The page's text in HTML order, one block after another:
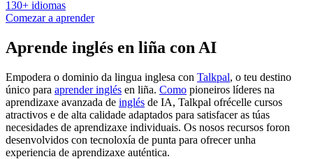
130+ idiomas
Comezar a aprender
Aprende inglés en liña con AI
Empodera o dominio da lingua inglesa con Talkpal, o teu destino
único para aprender inglés en liña. Como pioneiros líderes na
aprendizaxe avanzada de inglés de IA, Talkpal ofrécelle cursos
atractivos e de alta calidade adaptados para satisfacer as túas
necesidades de aprendizaxe individuais. Os nosos recursos foron
desenvolvidos con tecnoloxía de punta para ofrecer unha
experiencia de aprendizaxe auténtica.